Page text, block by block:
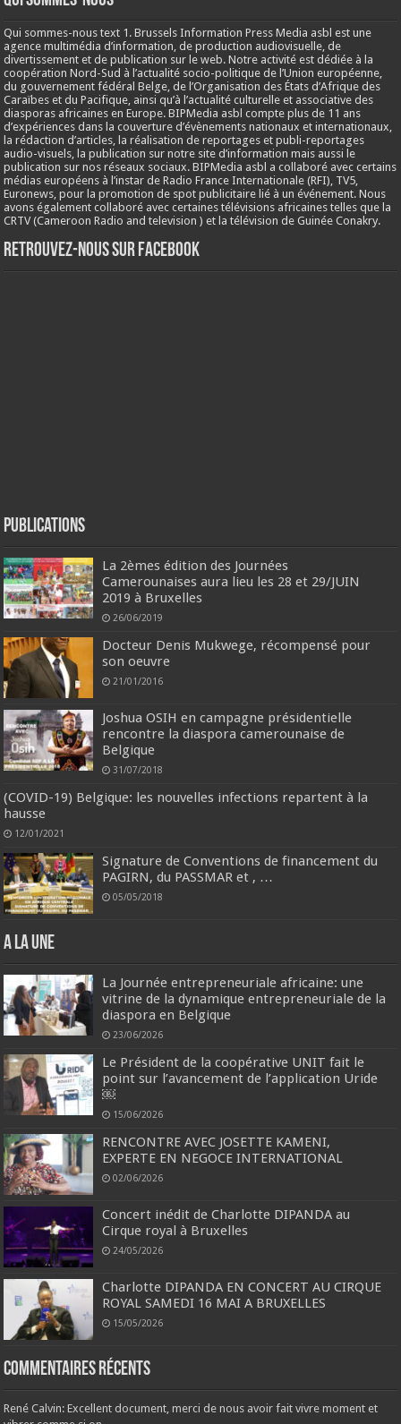
Qui sommes-nous text 1. Brussels Information Press Media asbl est une
agence multimédia d’information, de production audiovisuelle, de
divertissement et de publication sur le web. Notre activité est dédiée à la
coopération Nord-Sud à l’actualité socio-politique de l’Union européenne,
du gouvernement fédéral Belge, de l’Organisation des États d’Afrique des
Caraïbes et du Pacifique, ainsi qu’à l’actualité culturelle et associative des
diasporas africaines en Europe. BIPMedia asbl compte plus de 11 ans
d’expériences dans la couverture d’évènements nationaux et internationaux,
la rédaction d’articles, la réalisation de reportages et publi-reportages
audio-visuels, la publication sur notre site d’information mais aussi le
publication sur nos réseaux sociaux. BIPMedia asbl a collaboré avec certains
médias européens à l’instar de Radio France Internationale (RFI), TV5,
Euronews, pour la promotion de spot publicitaire lié à un événement. Nous
avons également collaboré avec certaines télévisions africaines telles que la
CRTV (Cameroon Radio and television ) et la télévision de Guinée Conakry.
Retrouvez-nous sur Facebook
Publications
La 2èmes édition des Journées
Camerounaises aura lieu les 28 et 29/JUIN
2019 à Bruxelles
26/06/2019
Docteur Denis Mukwege, récompensé pour
son oeuvre
21/01/2016
Joshua OSIH en campagne présidentielle
rencontre la diaspora camerounaise de
Belgique
31/07/2018
(COVID-19) Belgique: les nouvelles infections repartent à la
hausse
12/01/2021
Signature de Conventions de financement du
PAGIRN, du PASSMAR et , …
05/05/2018
A la une
La Journée entrepreneuriale africaine: une
vitrine de la dynamique entrepreneuriale de la
diaspora en Belgique
23/06/2026
Le Président de la coopérative UNIT fait le
point sur l’avancement de l’application Uride
￼
15/06/2026
RENCONTRE AVEC JOSETTE KAMENI,
EXPERTE EN NEGOCE INTERNATIONAL
02/06/2026
Concert inédit de Charlotte DIPANDA au
Cirque royal à Bruxelles
24/05/2026
Charlotte DIPANDA EN CONCERT AU CIRQUE
ROYAL SAMEDI 16 MAI A BRUXELLES
15/05/2026
Commentaires récents
René Calvin: Excellent document, merci de nous avoir fait vivre moment et